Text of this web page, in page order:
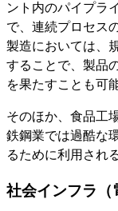
ント内のパイプラ
で、連続プロセス
製造においては、
することで、製品
を果たすことも可
そのほか、食品工
鉄鋼業では過酷な
るために利用され
社会インフラ（